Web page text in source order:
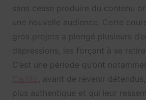
sans cesse produire du contenu
une nouvelle audience. Cette
gros projets a plongé plusieurs
dépressions, les forçant à se
C’est une période qu’ont
, avant de revenir
plus authentique et qui leur